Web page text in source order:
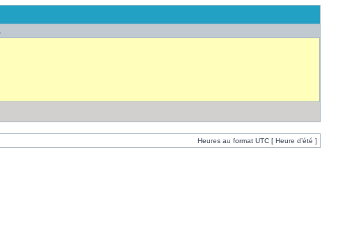
Heures au format UTC [ Heure d’été ]